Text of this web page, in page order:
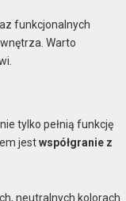
funkcjonalnych
Warto
tylko pełnią funkcję
jestwspółgranie z
neutralnych kolorach